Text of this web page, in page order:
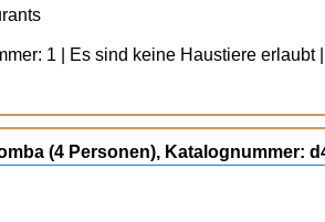
1 | Es sind keine Haustiere erlaubt |
(4 Personen), Katalognummer: